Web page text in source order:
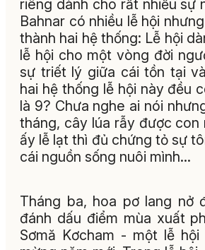
riêng dành cho rất nhiều sự
Bahnar có nhiều lễ hội
thành hai hệ thống: Lễ hội
lễ hội cho một vòng đời
sự triết lý giữa cái tồn tại
hai hệ thống lễ hội này đều
là 9? Chưa nghe ai nói
tháng, cây lúa rẫy được con
ấy lễ lạt thì đủ chứng tỏ sự
cái nguồn sống nuôi mình…
Tháng ba, hoa pơ lang nở
đánh dấu điểm mùa xuất
Sơmă Kơcham - một lễ